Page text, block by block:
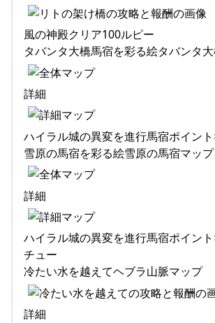
風の神殿クリア100ルピー
タバンタ大橋馬宿を彩る絵タバンタ
詳細
ハイラル城の異変を進行馬宿ポイン
雪原の馬宿を彩る絵雪原の馬宿マップ
詳細
ハイラル城の異変を進行馬宿ポイン
チュー
冷たい水を越えてヘブラ山脈マップ
詳細